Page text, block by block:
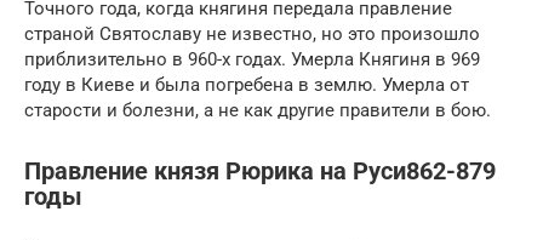
Точного года, когда княгиня передала правление
страной Святославу не известно, но это произошло
приблизительно в 960-х годах. Умерла Княгиня в 969
году в Киеве и была погребена в землю. Умерла от
старости и болезни, а не как другие правители в бою.
Правление князя Рюрика на Руси862-879
годы